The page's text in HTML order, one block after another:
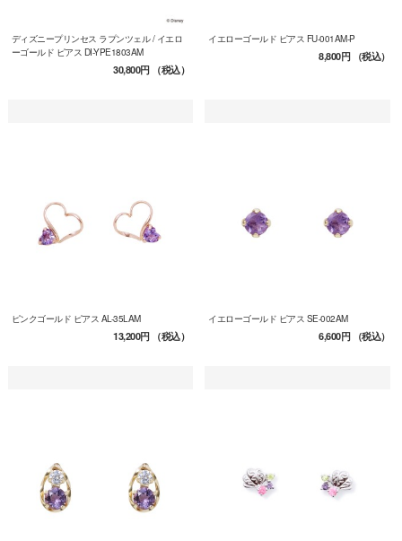
ディズニープリンセス ラプンツェル / イエロ
ーゴールド ピアス DI-YPE1803AM
30,800円（税込）
イエローゴールド ピアス FU-001AM-P
8,800円（税込）
ピンクゴールド ピアス AL-35LAM
13,200円（税込）
イエローゴールド ピアス SE-002AM
6,600円（税込）